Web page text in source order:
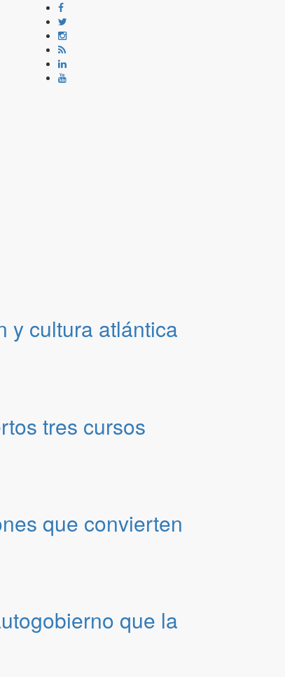
y cultura atlántica
tres cursos
que convierten
que la